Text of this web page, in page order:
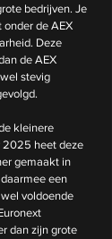
bedrijven. Je
onder de AEX
Deze
de AEX
stevig
kleinere
2025 heet deze
gemaakt in
een
voldoende
dan zijn grote